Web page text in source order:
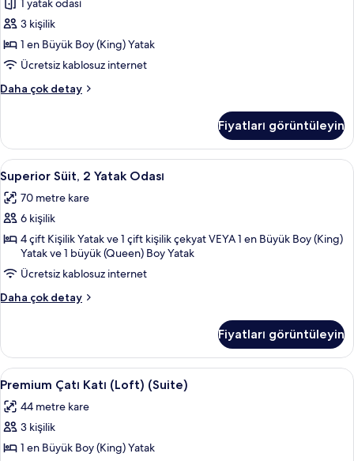
Yatak
Odası
(1
King)
tüm
1 yatak odası
3 kişilik
1 en Büyük Boy (King) Yatak
Ücretsiz kablosuz internet
Daha çok detay
Superior
Odası
(1
King)
hakkında
daha
fazla
Fiyatları görüntüleyin
Superior
Süit,
2
Yatak
Odası
için
tüm
fotoğrafları
Superior Süit, 2 Yatak Odası |
12
Superior Süit, 2 Yatak Odası
70 metre kare
6 kişilik
4 çift Kişilik Yatak ve 1 çift kişilik çekyat VEYA 1 en Büyük Boy (King)
Yatak ve 1 büyük (Queen) Boy Yatak
Ücretsiz kablosuz internet
Daha çok detay
Superior
Odası
hakkında
daha
detay
Fiyatları görüntüleyin
Premium
Çatı
Katı
(Loft)
(Suite)
Premium Çatı Katı (Loft) (Suite) |
9
Premium Çatı Katı (Loft) (Suite)
44 metre kare
3 kişilik
1 en Büyük Boy (King) Yatak